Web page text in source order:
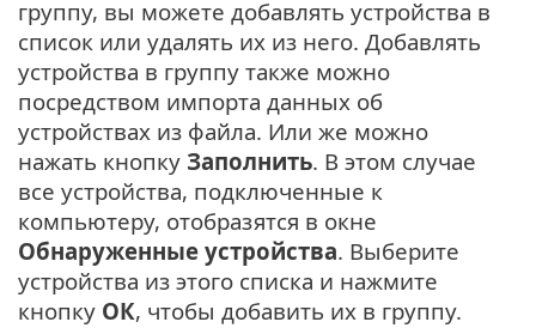
группу, вы можете добавлять устройства в
список или удалять их из него. Добавлять
устройства в группу также можно
посредством импорта данных об
устройствах из файла. Или же можно
нажать кнопку Заполнить. В этом случае
все устройства, подключенные к
компьютеру, отобразятся в окне
Обнаруженные устройства. Выберите
устройства из этого списка и нажмите
кнопку ОК, чтобы добавить их в группу.